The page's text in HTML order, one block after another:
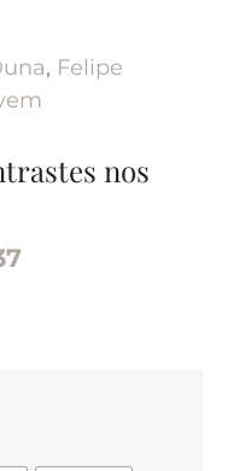
, Felipe
nos